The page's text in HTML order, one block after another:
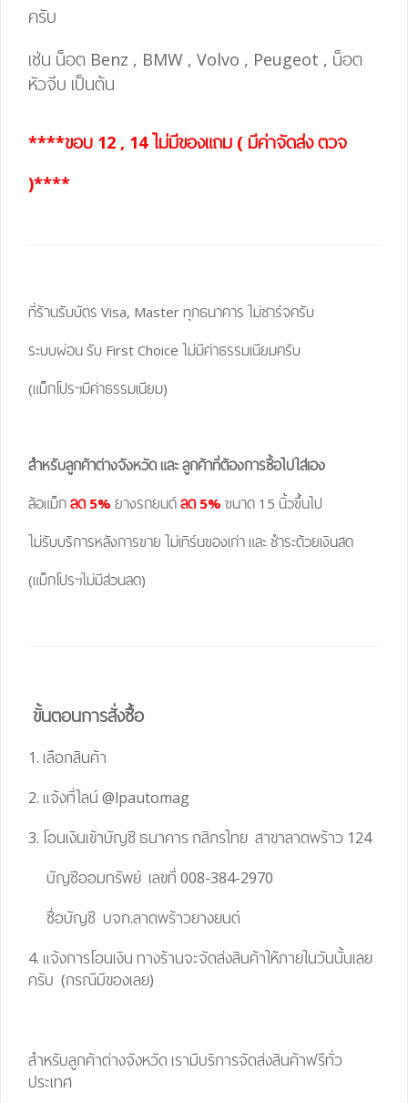
ครับ
เช่น น็อต Benz , BMW , Volvo , Peugeot , น็อต
หัวจีบ เป็นต้น
****ขอบ 12 , 14 ไม่มีของแถม ( มีค่าจัดส่ง ตวจ
)****
ที่ร้านรับบัตร Visa, Master ทุกธนาคาร ไม่ชาร์จครับ
ระบบผ่อน รับ First Choice ไม่มีค่าธรรมเนียมครับ
(แม็กโปรฯมีค่าธรรมเนียม)
สำหรับลูกค้าต่างจังหวัด และ ลูกค้าที่ต้องการซื้อไปใส่เอง
ล้อแม็ก ลด 5% ยางรถยนต์ ลด 5% ขนาด 15 นิ้วขึ้นไป
ไม่รับบริการหลังการขาย ไม่เทิร์นของเก่า และ ชำระด้วยเงินสด
(แม็กโปรฯไม่มีส่วนลด)
ขั้นตอนการสั่งซื้อ
1. เลือกสินค้า
2. แจ้งที่ไลน์ @lpautomag
3. โอนเงินเข้าบัญชี ธนาคาร กสิกรไทย สาขาลาดพร้าว 124
บัญชีออมทรัพย์ เลขที่ 008-384-2970
ชื่อบัญชี บจก.ลาดพร้าวยางยนต์
4. แจ้งการโอนเงิน ทางร้านจะจัดส่งสินค้าให้ภายในวันนั้นเลย
ครับ (กรณีมีของเลย)
สำหรับลูกค้าต่างจังหวัด เรามีบริการจัดส่งสินค้าฟรีทั่ว
ประเทศ